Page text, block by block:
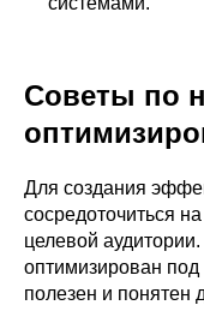
Советы по
Для создания
сосредоточиться
целевой
оптимизирован
полезен и понятен